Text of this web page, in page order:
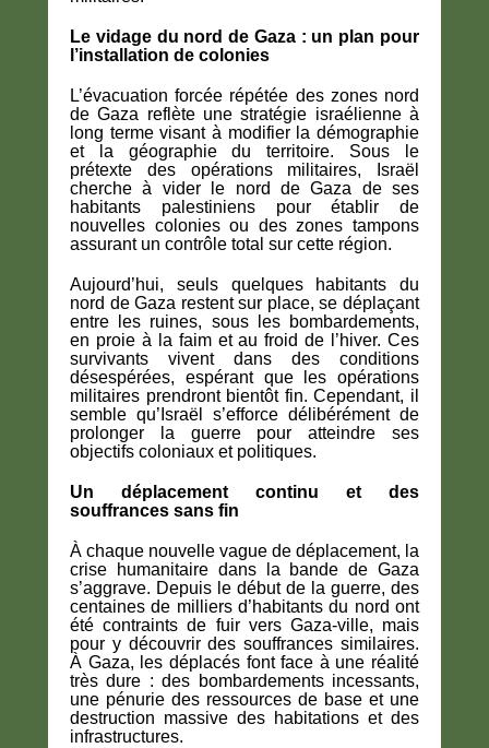
Le vidage du nord de Gaza : un plan pour
l’installation de colonies
L’évacuation forcée répétée des zones nord
de Gaza reflète une stratégie israélienne à
long terme visant à modifier la démographie
et la géographie du territoire. Sous le
prétexte des opérations militaires, Israël
cherche à vider le nord de Gaza de ses
habitants palestiniens pour établir de
nouvelles colonies ou des zones tampons
assurant un contrôle total sur cette région.
Aujourd’hui, seuls quelques habitants du
nord de Gaza restent sur place, se déplaçant
entre les ruines, sous les bombardements,
en proie à la faim et au froid de l’hiver. Ces
survivants vivent dans des conditions
désespérées, espérant que les opérations
militaires prendront bientôt fin. Cependant, il
semble qu’Israël s’efforce délibérément de
prolonger la guerre pour atteindre ses
objectifs coloniaux et politiques.
Un déplacement continu et des
souffrances sans fin
À chaque nouvelle vague de déplacement, la
crise humanitaire dans la bande de Gaza
s’aggrave. Depuis le début de la guerre, des
centaines de milliers d’habitants du nord ont
été contraints de fuir vers Gaza-ville, mais
pour y découvrir des souffrances similaires.
À Gaza, les déplacés font face à une réalité
très dure : des bombardements incessants,
une pénurie des ressources de base et une
destruction massive des habitations et des
infrastructures.